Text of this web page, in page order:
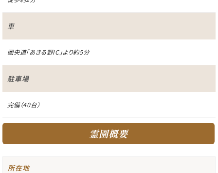
車
圏央道「あきる野IC」より約5分
駐車場
完備（40台）
霊園概要
所在地